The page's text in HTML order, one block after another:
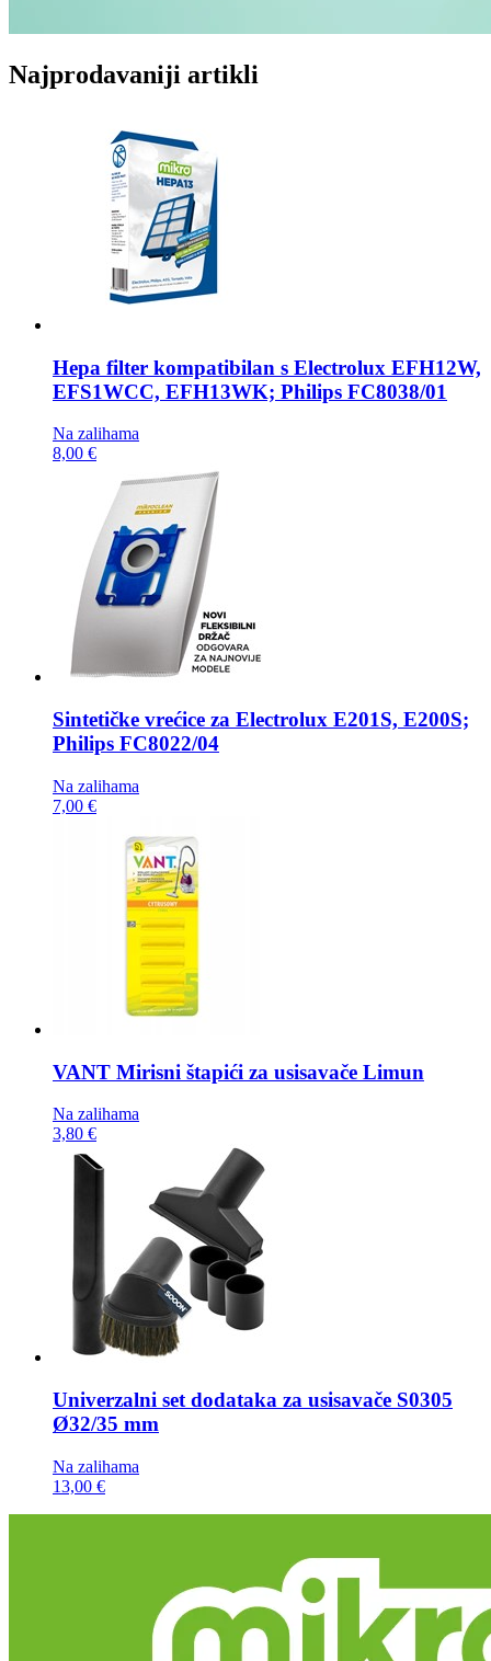
Najprodavaniji artikli
Hepa filter kompatibilan s Electrolux EFH12W,
EFS1WCC, EFH13WK; Philips FC8038/01
Na zalihama
8,00 €
Sintetičke vrećice za Electrolux E201S, E200S;
Philips FC8022/04
Na zalihama
7,00 €
VANT Mirisni štapići za usisavače Limun
Na zalihama
3,80 €
Univerzalni set dodataka za usisavače S0305
Ø32/35 mm
Na zalihama
13,00 €